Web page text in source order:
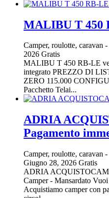
MALIBU T 450
Camper, roulotte, caravan -
2026 Gratis
MALIBU T 450 RB-LE
integrato PREZZO DI
ZERO 115.000
Pacchetto Telai...
ADRIA
Pagamento
Camper, roulotte, caravan -
Giugno 28, 2026 Gratis
ADRIA
Camper - Mansardato
Acquistiamo camper con